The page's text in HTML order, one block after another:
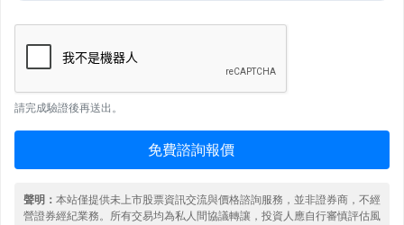
請完成驗證後再送出。
免費諮詢報價
聲明： 本站僅提供未上市股票資訊交流與價格諮詢服務，並非證券商，不經
營證券經紀業務。所有交易均為私人間協議轉讓，投資人應自行審慎評估風